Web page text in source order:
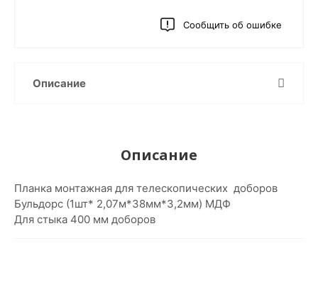
Сообщить об ошибке
Описание
Описание
Планка монтажная для телескопических доборов
Бульдорс (1шт* 2,07м*38мм*3,2мм) МДФ
Для стыка 400 мм доборов